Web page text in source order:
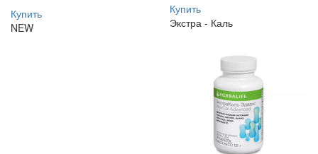
Купить
NEW
Купить
Экстра - Каль